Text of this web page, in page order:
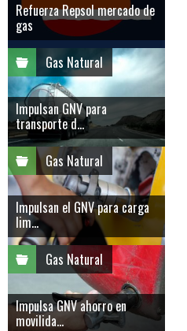
Refuerza Repsol mercado de
gas
Gas Natural
Impulsan GNV para
transporte d...
Gas Natural
Impulsan el GNV para carga
lim...
Gas Natural
Impulsa GNV ahorro en
movilida...